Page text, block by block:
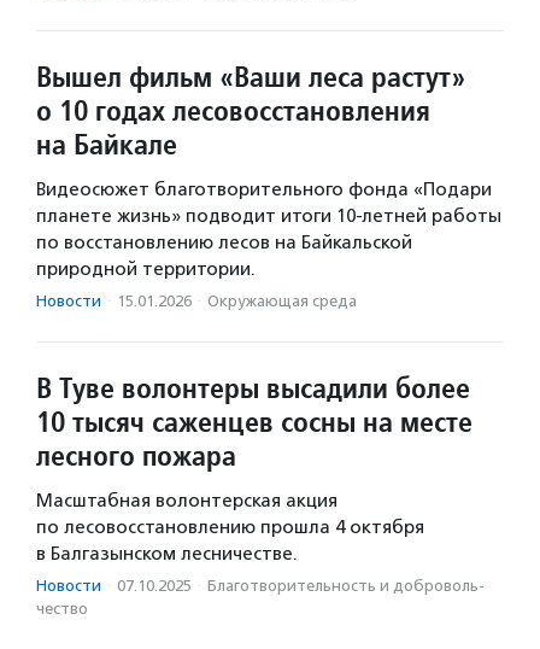
Вышел фильм «Ваши леса растут»
о 10 годах лесовосстановления
на Байкале
Видеосюжет благотворительного фонда «Подари
планете жизнь» подводит итоги 10-летней работы
по восстановлению лесов на Байкальской
природной территории.
Новости · 15.01.2026 · Окружающая среда
В Туве волонтеры высадили более
10 тысяч саженцев сосны на месте
лесного пожара
Масштабная волонтерская акция
по лесовосстановлению прошла 4 октября
в Балгазынском лесничестве.
Новости · 07.10.2025 · Благотвори­тель­ность и доброволь­
чест­во